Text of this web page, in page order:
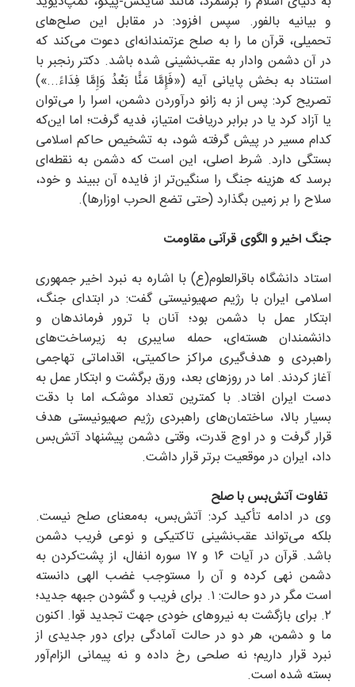
و بیانیه بالفور. سپس افزود: در مقابل این صلح‌های
تحمیلی، قرآن ما را به صلح عزتمندانه‌ای دعوت می‌کند که
در آن دشمن وادار به عقب‌نشینی شده باشد. دکتر رنجبر با
استناد به بخش پایانی آیه («فَإِمَّا مَنًّا بَعْدُ وَإِمَّا فِدَاءً...»)
تصریح کرد: پس از به زانو درآوردن دشمن، اسرا را می‌توان
یا آزاد کرد یا در برابر دریافت امتیاز، فدیه گرفت؛ اما این‌که
کدام مسیر در پیش گرفته شود، به تشخیص حاکم اسلامی
بستگی دارد. شرط اصلی، این است که دشمن به نقطه‌ای
برسد که هزینه جنگ را سنگین‌تر از فایده آن ببیند و خود،
سلاح را بر زمین بگذارد (حتی تضع الحرب اوزارها).
جنگ اخیر و الگوی قرآنی مقاومت
استاد دانشگاه باقرالعلوم(ع) با اشاره به نبرد اخیر جمهوری
اسلامی ایران با رژیم صهیونیستی گفت: در ابتدای جنگ،
ابتکار عمل با دشمن بود؛ آنان با ترور فرماندهان و
دانشمندان هسته‌ای، حمله سایبری به زیرساخت‌های
راهبردی و هدف‌گیری مراکز حاکمیتی، اقداماتی تهاجمی
آغاز کردند. اما در روزهای بعد، ورق برگشت و ابتکار عمل به
دست ایران افتاد. با کمترین تعداد موشک، اما با دقت
بسیار بالا، ساختمان‌های راهبردی رژیم صهیونیستی هدف
قرار گرفت و در اوج قدرت، وقتی دشمن پیشنهاد آتش‌بس
داد، ایران در موقعیت برتر قرار داشت.
تفاوت آتش‌بس با صلح
وی در ادامه تأکید کرد: آتش‌بس، به‌معنای صلح نیست.
بلکه می‌تواند عقب‌نشینی تاکتیکی و نوعی فریب دشمن
باشد. قرآن در آیات ۱۶ و ۱۷ سوره انفال، از پشت‌کردن به
دشمن نهی کرده و آن را مستوجب غضب الهی دانسته
است مگر در دو حالت: ۱. برای فریب و گشودن جبهه جدید؛
۲. برای بازگشت به نیروهای خودی جهت تجدید قوا. اکنون
ما و دشمن، هر دو در حالت آمادگی برای دور جدیدی از
نبرد قرار داریم؛ نه صلحی رخ داده و نه پیمانی الزام‌آور
بسته شده است.